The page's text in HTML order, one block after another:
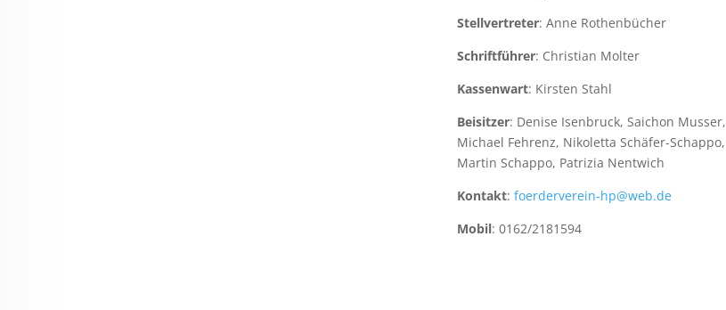
Stellvertreter: Anne Rothenbücher
Schriftführer: Christian Molter
Kassenwart: Kirsten Stahl
Beisitzer: Denise Isenbruck, Saichon Musser,
Michael Fehrenz, Nikoletta Schäfer-Schappo,
Martin Schappo, Patrizia Nentwich
Kontakt: foerderverein-hp@web.de
Mobil: 0162/2181594